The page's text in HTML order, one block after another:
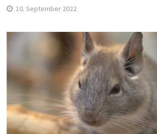
10. September 2022